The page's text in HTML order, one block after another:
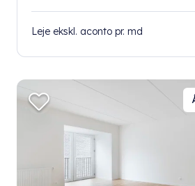
Leje ekskl. aconto pr. md